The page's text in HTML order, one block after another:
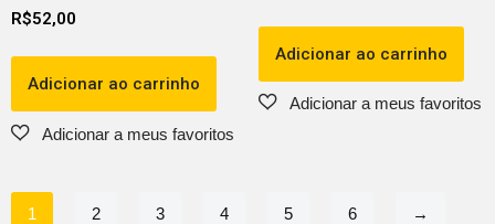
R$52,00
Adicionar ao carrinho
Adicionar ao carrinho
1 2 3 4 5 6 →